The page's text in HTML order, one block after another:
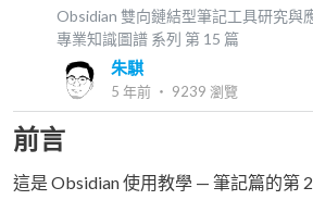
Obsidian 雙向鏈結型筆記工具研究與
專業知識圖譜 系列 第 15 篇
朱騏
5 年前 ‧ 9239 瀏覽
前言
這是 Obsidian 使用教學 — 筆記篇的第 2